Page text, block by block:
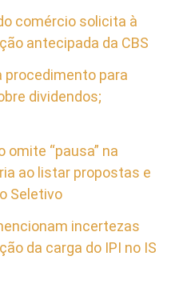
comércio solicita à
antecipada da CBS
procedimento para
dividendos;
omite “pausa” na
ao listar propostas e
Seletivo
incertezas
da carga do IPI no IS